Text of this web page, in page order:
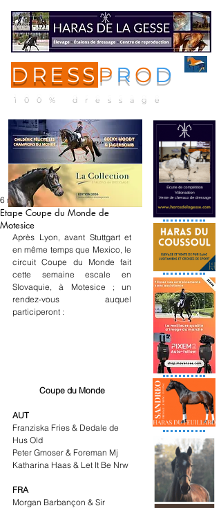
DRESS P R O D
100% dressage
Etape Coupe du Monde de
Motesice
6 nov. 2025
Après Lyon, avant Stuttgart et
en même temps que Mexico, le
circuit Coupe du Monde fait
cette semaine escale en
Slovaquie, à Motesice ; un
rendez-vous auquel
participeront :
Coupe du Monde
AUT
Franziska Fries & Dedale de
Hus Old
Peter Gmoser & Foreman Mj
Katharina Haas & Let It Be Nrw
FRA
Morgan Barbançon & Sir